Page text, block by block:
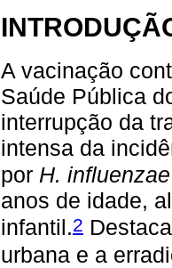
A vacinação
Saúde Pública
interrupção da
intensa da
por H. influenzae
anos de idade,
infantil.2
urbana e a